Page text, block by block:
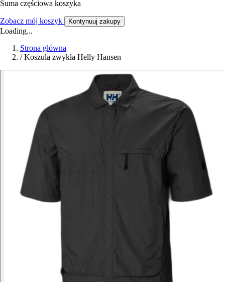
Suma częściowa koszyka
Zobacz mój koszyk Kontynuuj zakupy
Loading...
Strona główna
/ Koszula zwykła Helly Hansen